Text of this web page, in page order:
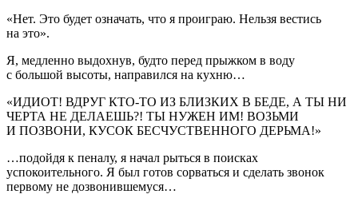
«Нет. Это будет означать, что я проиграю. Нельзя вестись
на это».
Я, медленно выдохнув, будто перед прыжком в воду
с большой высоты, направился на кухню…
«ИДИОТ! ВДРУГ КТО-ТО ИЗ БЛИЗКИХ В БЕДЕ, А ТЫ НИ
ЧЕРТА НЕ ДЕЛАЕШЬ?! ТЫ НУЖЕН ИМ! ВОЗЬМИ
И ПОЗВОНИ, КУСОК БЕСЧУСТВЕННОГО ДЕРЬМА!»
…подойдя к пеналу, я начал рыться в поисках
успокоительного. Я был готов сорваться и сделать звонок
первому не дозвонившемуся…